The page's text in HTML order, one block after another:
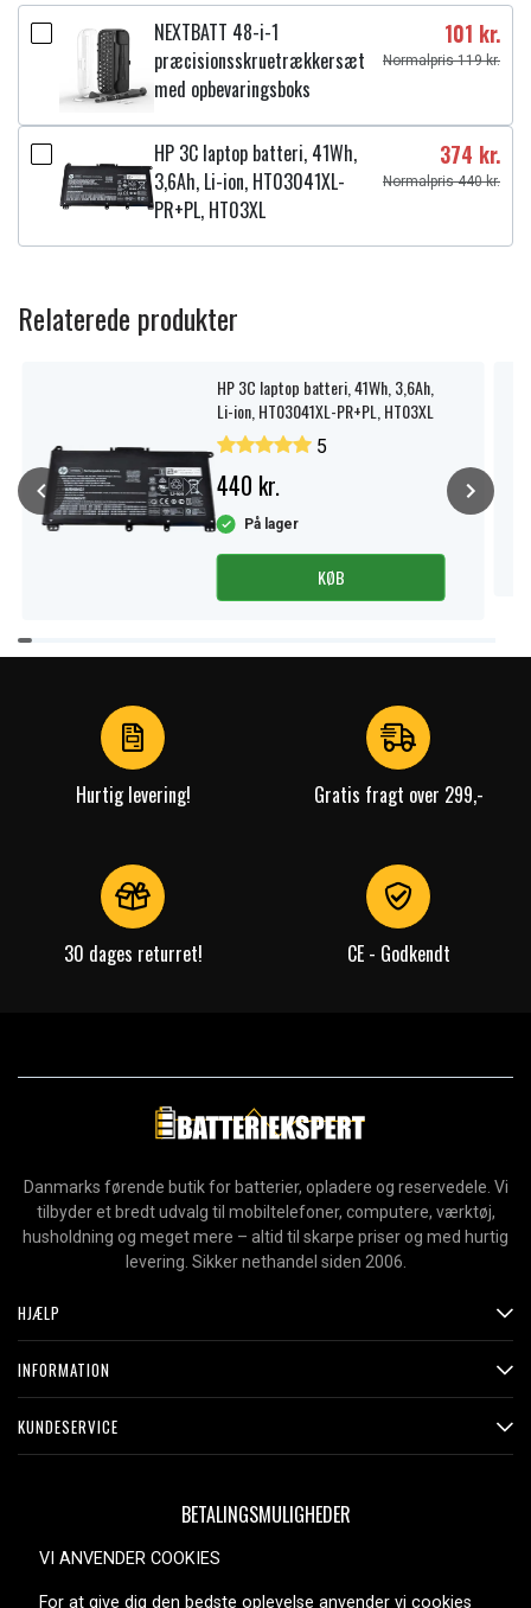
NEXTBATT 48-i-1
præcisionsskruetrækkersæt
med opbevaringsboks
101 kr.
Normalpris 119 kr.
HP 3C laptop batteri, 41Wh,
3,6Ah, Li-ion, HT03041XL-
PR+PL, HT03XL
374 kr.
Normalpris 440 kr.
Relaterede produkter
HP 3C laptop batteri, 41Wh, 3,6Ah,
Li-ion, HT03041XL-PR+PL, HT03XL
5
440 kr.
På lager
KØB
Item
1
Hurtig levering! Gratis fragt over 299,-
30 dages returret! CE - Godkendt
Danmarks førende butik for batterier, opladere og reservedele. Vi
tilbyder et bredt udvalg til mobiltelefoner, computere, værktøj,
husholdning og meget mere – altid til skarpe priser og med hurtig
levering. Sikker nethandel siden 2006.
HJÆLP
INFORMATION
KUNDESERVICE
BETALINGSMULIGHEDER
VI ANVENDER COOKIES
For at give dig den bedste oplevelse anvender vi cookies